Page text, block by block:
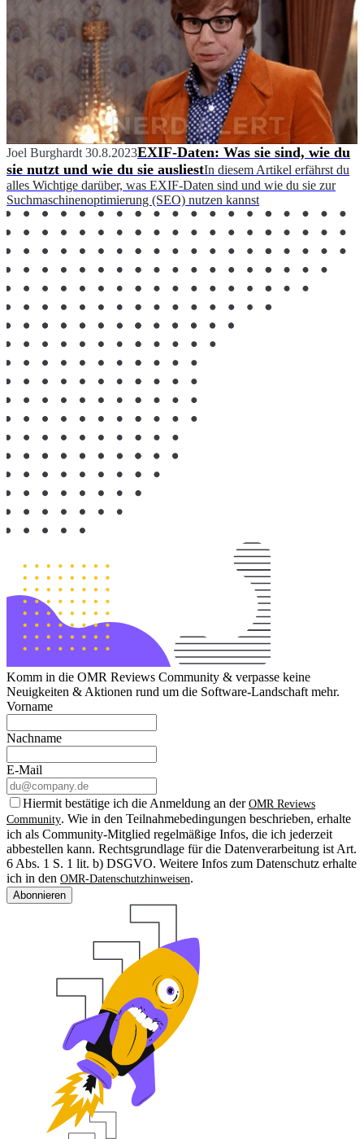
Joel Burghardt 30.8.2023EXIF-Daten: Was sie sind, wie du
sie nutzt und wie du sie ausliestIn diesem Artikel erfährst du
alles Wichtige darüber, was EXIF-Daten sind und wie du sie zur
Suchmaschinenoptimierung (SEO) nutzen kannst
Komm in die OMR Reviews Community & verpasse keine
Neuigkeiten & Aktionen rund um die Software-Landschaft mehr.
Vorname
Nachname
E-Mail
Hiermit bestätige ich die Anmeldung an der OMR Reviews
Community. Wie in den Teilnahmebedingungen beschrieben, erhalte
ich als Community-Mitglied regelmäßige Infos, die ich jederzeit
abbestellen kann. Rechtsgrundlage für die Datenverarbeitung ist Art.
6 Abs. 1 S. 1 lit. b) DSGVO. Weitere Infos zum Datenschutz erhalte
ich in den OMR-Datenschutzhinweisen.
Abonnieren